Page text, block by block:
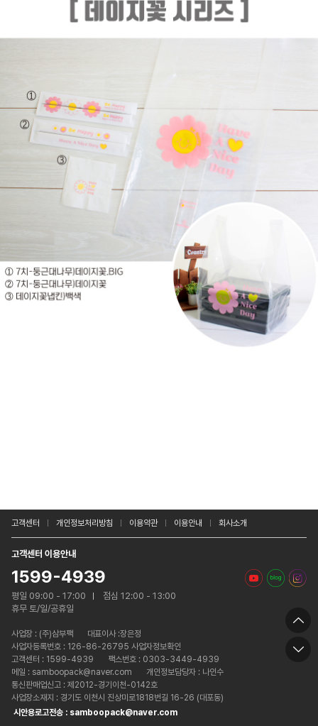
고객센터 개인정보처리방침 이용약관 이용안내 회사소개
고객센터 이용안내
1599-4939
평일 09:00 - 17:00
점심 12:00 - 13:00
휴무 토/일/공휴일
사업장 : (주)삼부팩
대표이사 :장은정
사업자등록번호 : 126-86-26795 사업자정보확인
고객센터 : 1599-4939
팩스번호 : 0303-3449-4939
메일 : samboopack@naver.com
개인정보담당자 : 나인수
통신판매업신고 : 제2012-경기이천-0142호
사업장소재지 : 경기도 이천시 진상미로1818번길 16-26 (대포동)
시안용로고전송 : samboopack@naver.com